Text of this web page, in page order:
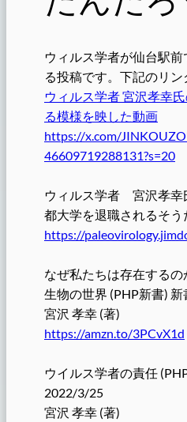
ウィルス学者が仙台駅
る投稿です。下記のリン
ウィルス学者 宮沢孝幸
る模様を映した動画
https://x.com/
46609719288131?s=20
ウィルス学者 宮沢孝幸
都大学を退職されるそう
https://
なぜ私たちは存在する
生物の世界 (PHP新書)
宮沢 孝幸 (著)
https://amzn.to/3PCvX1d
ウイルス学者の責任
2022/3/25
宮沢 孝幸 (著)